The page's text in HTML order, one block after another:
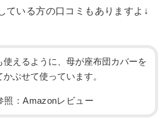
ている方の口コミもありますよ↓
使えるように、母が座布団カバーを
かぶせて使っています。
照：Amazonレビュー